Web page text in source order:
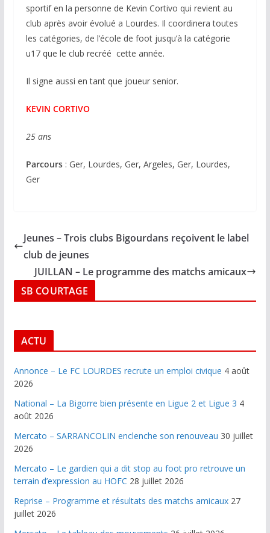
sportif en la personne de Kevin Cortivo qui revient au
club après avoir évolué a Lourdes. Il coordinera toutes
les catégories, de l’école de foot jusqu’à la catégorie
u17 que le club recréé cette année.
Il signe aussi en tant que joueur senior.
KEVIN CORTIVO
25 ans
Parcours: Ger, Lourdes, Ger, Argeles, Ger, Lourdes,
Ger
Jeunes – Trois clubs Bigourdans reçoivent le label
club de jeunes
JUILLAN – Le programme des matchs amicaux
SB COURTAGE
ACTU
Annonce – Le FC LOURDES recrute un emploi civique 4 août
2026
National – La Bigorre bien présente en Ligue 2 et Ligue 3 4
août 2026
Mercato – SARRANCOLIN enclenche son renouveau 30 juillet
2026
Mercato – Le gardien qui a dit stop au foot pro retrouve un
terrain d’expression au HOFC 28 juillet 2026
Reprise – Programme et résultats des matchs amicaux 27
juillet 2026